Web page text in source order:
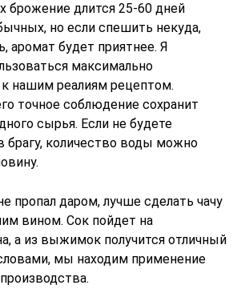
брожение длится 25-60 дней
но если спешить некуда,
аромат будет приятнее. Я
максимально
нашим реалиям рецептом.
точное соблюдение сохранит
сырья. Если не будете
брагу, количество воды можно
пропал даром, лучше сделать чачу
вином. Сок пойдет на
а из выжимок получится отличный
мы находим применение